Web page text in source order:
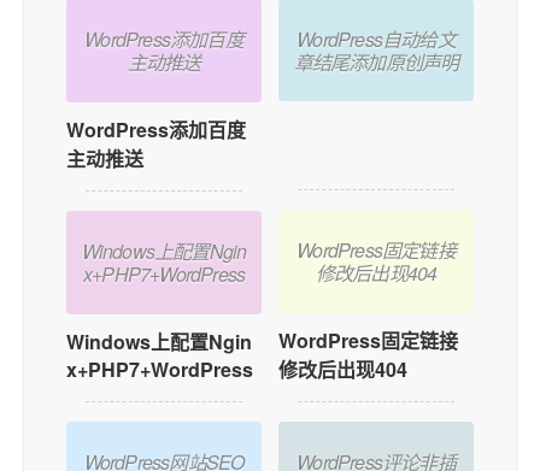
WordPress添加百度
主动推送
WordPress添加百度
主动推送
Windows上配置Ngin
x+PHP7+WordPress
Windows上配置Ngin
x+PHP7+WordPress
WordPress网站SEO
WordPress自动给文
章结尾添加原创声明
WordPress固定链接
修改后出现404
WordPress固定链接
修改后出现404
WordPress评论非插